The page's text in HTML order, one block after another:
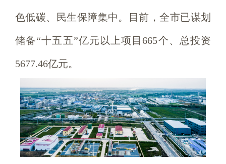
色低碳、民生保障集中。目前，全市已谋划
储备“十五五”亿元以上项目665个、总投资
5677.46亿元。